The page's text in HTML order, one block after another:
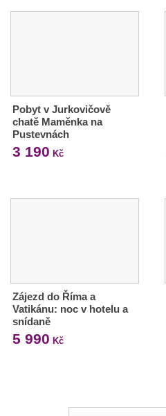
Pobyt v Jurkovičově
chatě Maměnka na
Pustevnách
3 190 Kč
Zájezd do Říma a
Vatikánu: noc v hotelu a
snídaně
5 990 Kč